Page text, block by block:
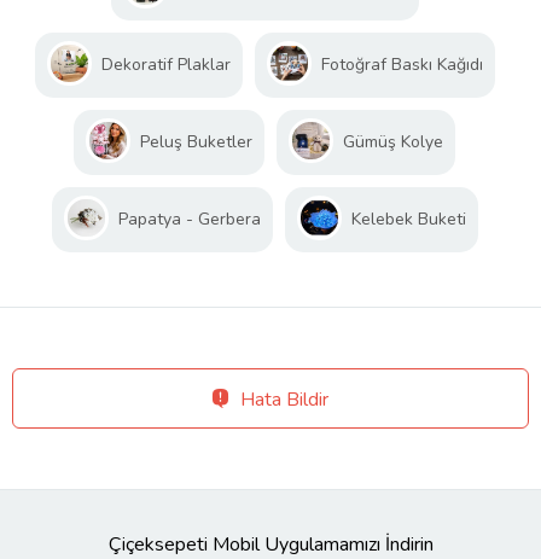
Dekoratif Plaklar Fotoğraf Baskı Kağıdı
Peluş Buketler Gümüş Kolye
Papatya - Gerbera Kelebek Buketi
Hata Bildir
Çiçeksepeti Mobil Uygulamamızı İndirin